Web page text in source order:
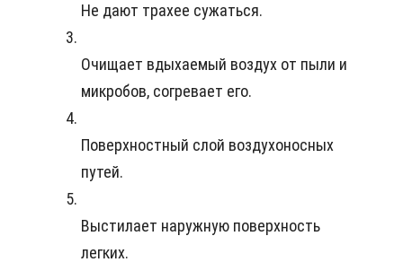
Не дают трахее сужаться.
Очищает вдыхаемый воздух от пыли и
микробов, согревает его.
Поверхностный слой воздухоносных
путей.
Выстилает наружную поверхность
легких.